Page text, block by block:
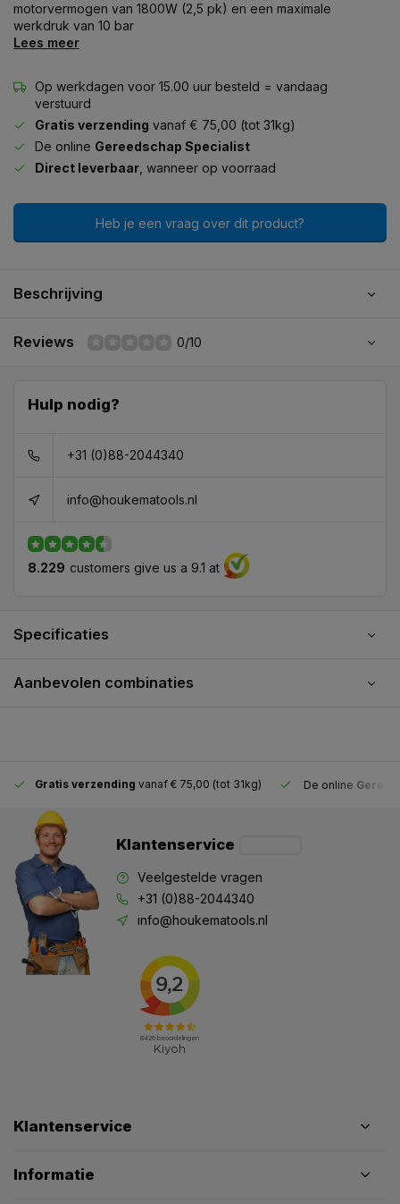
motorvermogen van 1800W (2,5 pk) en een maximale
werkdruk van 10 bar
Lees meer
Op werkdagen voor 15.00 uur besteld = vandaag
verstuurd
Gratis verzending vanaf € 75,00 (tot 31kg)
De online Gereedschap Specialist
Direct leverbaar , wanneer op voorraad
Heb je een vraag over dit product?
Beschrijving
Reviews 0/10
Hulp nodig?
+31 (0)88-2044340
info@houkematools.nl
8.229 customers give us a 9.1 at
Specificaties
Aanbevolen combinaties
Gratis verzending vanaf € 75,00 (tot 31kg) De online
Klantenservice
Veelgestelde vragen
+31 (0)88-2044340
info@houkematools.nl
Klantenservice
Informatie